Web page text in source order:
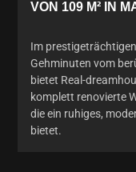
VON 109 M² IN
Im
Gehminuten vom
bietet Real-
komplett renovierte
die ein ruhiges,
bietet.